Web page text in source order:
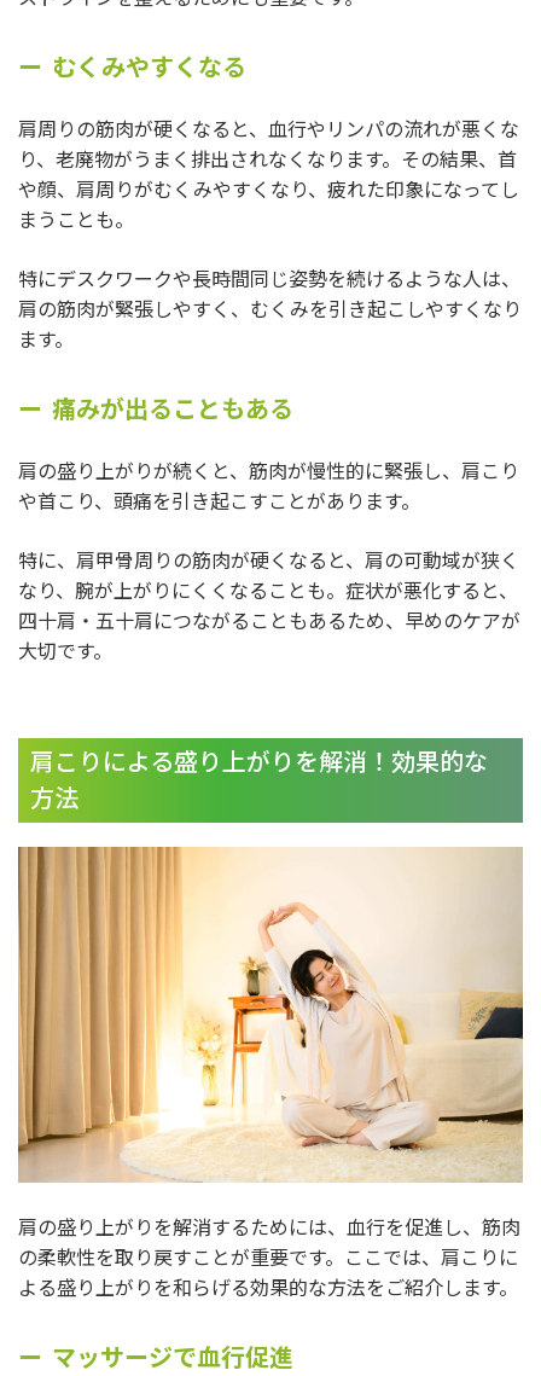
むくみやすくなる
肩周りの筋肉が硬くなると、血行やリンパの流れが悪くな
り、老廃物がうまく排出されなくなります。その結果、首
や顔、肩周りがむくみやすくなり、疲れた印象になってし
まうことも。
特にデスクワークや長時間同じ姿勢を続けるような人は、
肩の筋肉が緊張しやすく、むくみを引き起こしやすくなり
ます。
痛みが出ることもある
肩の盛り上がりが続くと、筋肉が慢性的に緊張し、肩こり
や首こり、頭痛を引き起こすことがあります。
特に、肩甲骨周りの筋肉が硬くなると、肩の可動域が狭く
なり、腕が上がりにくくなることも。症状が悪化すると、
四十肩・五十肩につながることもあるため、早めのケアが
大切です。
肩こりによる盛り上がりを解消！効果的な
方法
肩の盛り上がりを解消するためには、血行を促進し、筋肉
の柔軟性を取り戻すことが重要です。ここでは、肩こりに
よる盛り上がりを和らげる効果的な方法をご紹介します。
マッサージで血行促進